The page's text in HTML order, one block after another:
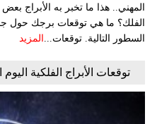
المهني.. هذا ما تخبر به الأبراج
الفلك؟ ما هي توقعات برجك حول
السطور التالية. توقعات... المزيد
توقعات الأبراج الفلكية اليوم الخميس 23